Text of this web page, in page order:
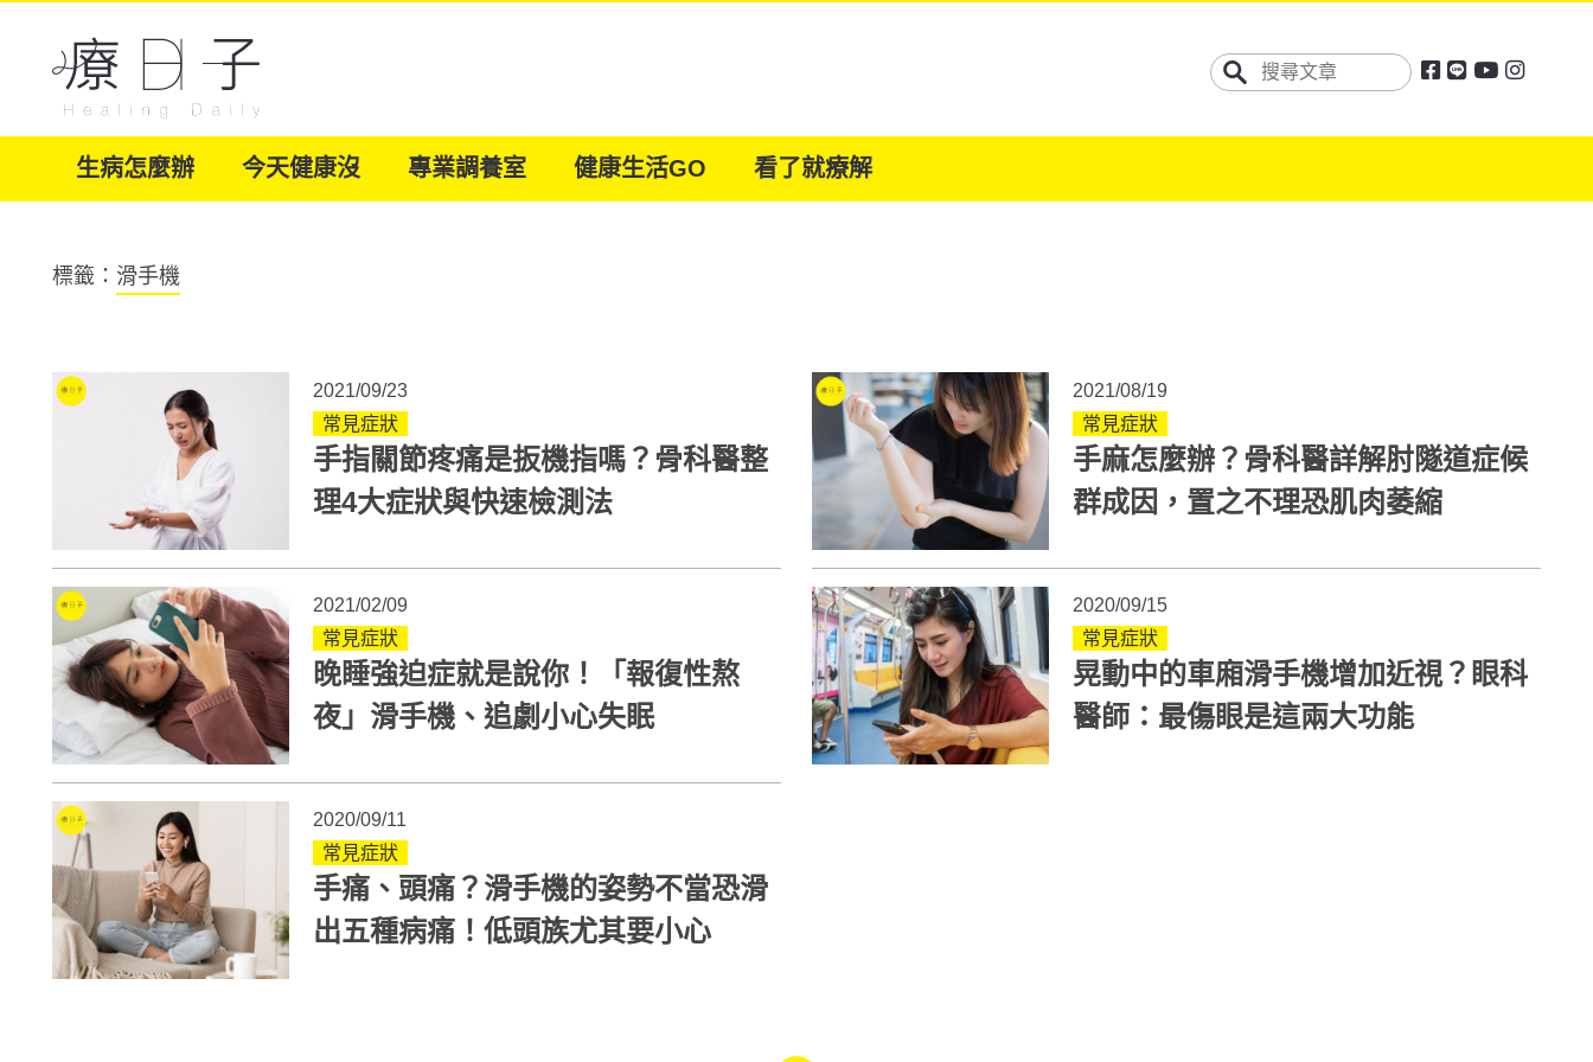
生病怎麼辦 今天健康沒 專業調養室 健康生活GO 看了就療解
標籤： 滑手機
2021/09/23
常見症狀
手指關節疼痛是扳機指嗎？骨科醫整
理4大症狀與快速檢測法
2021/08/19
常見症狀
手麻怎麼辦？骨科醫詳解肘隧道症候
群成因，置之不理恐肌肉萎縮
2021/02/09
常見症狀
晚睡強迫症就是說你！「報復性熬
夜」滑手機、追劇小心失眠
2020/09/15
常見症狀
晃動中的車廂滑手機增加近視？眼科
醫師：最傷眼是這兩大功能
2020/09/11
常見症狀
手痛、頭痛？滑手機的姿勢不當恐滑
出五種病痛！低頭族尤其要小心